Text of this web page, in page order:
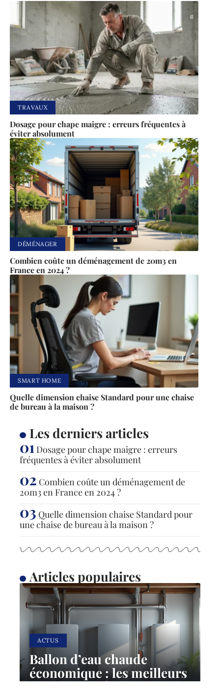
TRAVAUX
Dosage pour chape maigre : erreurs fréquentes à
éviter absolument
DÉMÉNAGER
Combien coûte un déménagement de 20m3 en
France en 2024 ?
SMART HOME
Quelle dimension chaise Standard pour une chaise
de bureau à la maison ?
Les derniers articles
Dosage pour chape maigre : erreurs
fréquentes à éviter absolument
Combien coûte un déménagement de
20m3 en France en 2024 ?
Quelle dimension chaise Standard pour
une chaise de bureau à la maison ?
Articles populaires
ACTUS
Ballon d’eau chaude
économique : les meilleurs
choix pour réduire sa